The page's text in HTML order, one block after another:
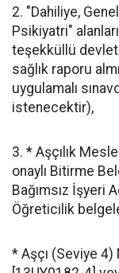
2. "Dahiliye,
Psikiyatri"
teşekküllü
sağlık raporu
uygulamalı
istenecektir),
3. * Aşçılık
onaylı Bitirme
Bağımsız İşyeri
Öğreticilik
* Aşçı (Seviye